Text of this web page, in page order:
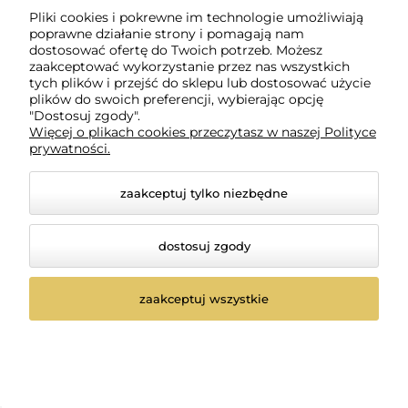
whipped cream
58,50 zł
zwiększająca objętość
0 ocen
43,77 zł
Pliki cookies i pokrewne im technologie umożliwiają
poprawne działanie strony i pomagają nam
dostosować ofertę do Twoich potrzeb. Możesz
zaakceptować wykorzystanie przez nas wszystkich
tych plików i przejść do sklepu lub dostosować użycie
plików do swoich preferencji, wybierając opcję
"Dostosuj zgody".
Więcej o plikach cookies przeczytasz w naszej Polityce
prywatności.
zaakceptuj tylko niezbędne
dostosuj zgody
zaakceptuj wszystkie